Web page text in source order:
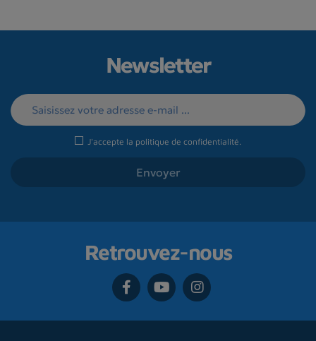
Newsletter
J'accepte la politique de confidentialité
Retrouvez-nous